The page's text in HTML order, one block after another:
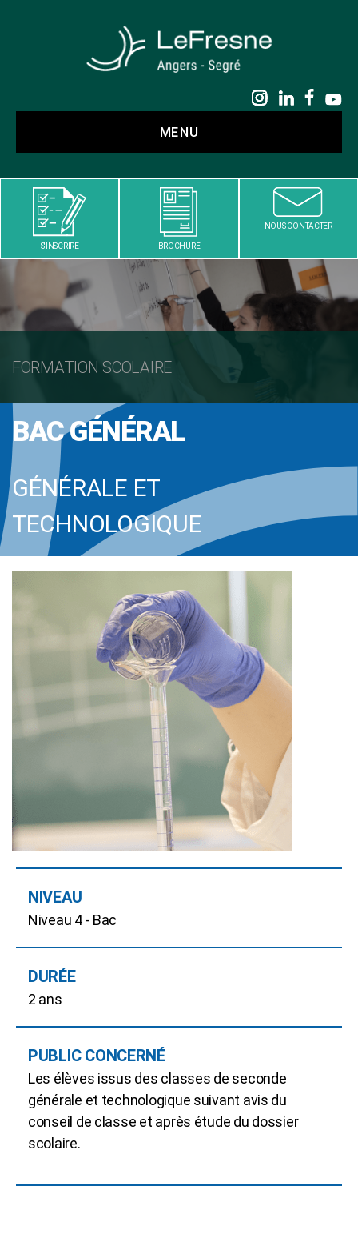
MENU
S'INSCRIRE BROCHURE
NOUS CONTACTER
FORMATION SCOLAIRE
BAC GÉNÉRAL
NIVEAU
Niveau 4 - Bac
DURÉE
2 ans
PUBLIC CONCERNÉ
Les élèves issus des classes de seconde
générale et technologique suivant avis du
conseil de classe et après étude du dossier
scolaire.